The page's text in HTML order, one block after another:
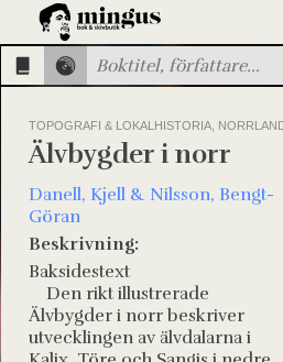
TOPOGRAFI & LOKALHISTORIA,
Älvbygder i norr
Danell, Kjell & Nilsson, Bengt-
Göran
Beskrivning:
Baksidestext
Den rikt illustrerade
Älvbygder i norr beskriver
utvecklingen av älvdalarna i